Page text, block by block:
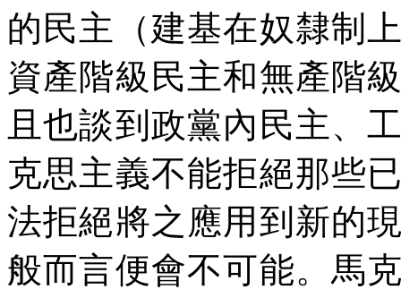
的民主（建基在奴隸制
資產階級民主和無產階
且也談到政黨內民主、
克思主義不能拒絕那些
法拒絕將之應用到新的
般而言便會不可能。馬